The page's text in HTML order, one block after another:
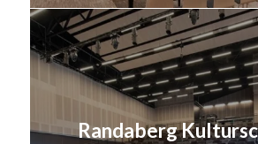
Randaberg